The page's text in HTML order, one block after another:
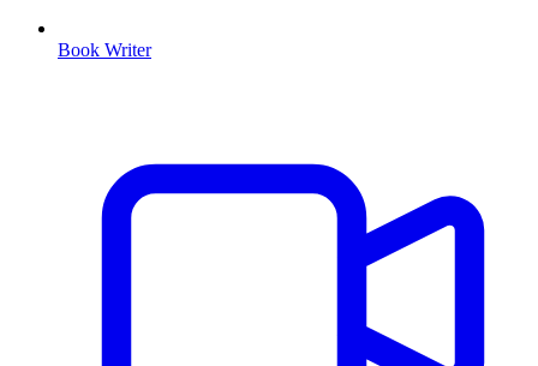
Book Writer